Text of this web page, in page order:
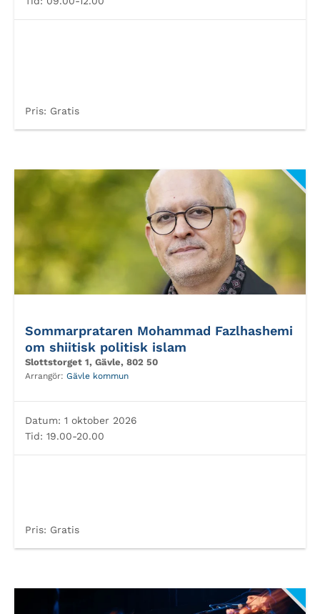
Pris: Gratis
Sommarprataren Mohammad Fazlhashemi
om shiitisk politisk islam
Slottstorget 1, Gävle, 802 50
Arrangör: Gävle kommun
Datum: 1 oktober 2026
Tid: 19.00-20.00
Pris: Gratis